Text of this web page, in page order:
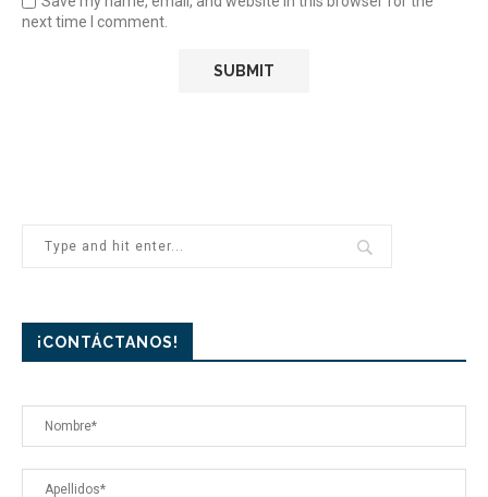
next time I comment.
¡CONTÁCTANOS!